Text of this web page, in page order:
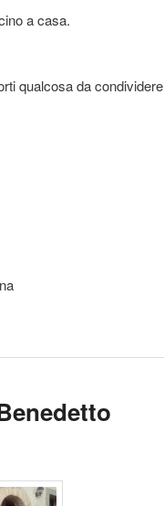
a casa.
qualcosa da condividere